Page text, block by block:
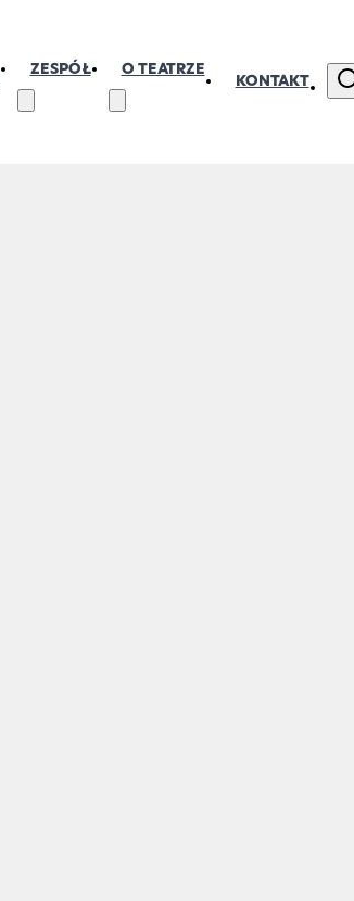
ZESPÓŁ O TEATRZE
KONTAKT